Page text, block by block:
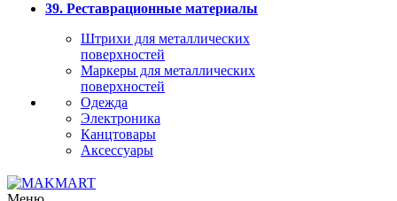
39. Реставрационные материалы
Штрихи для металлических
поверхностей
Маркеры для металлических
поверхностей
Одежда
Электроника
Канцтовары
Аксессуары